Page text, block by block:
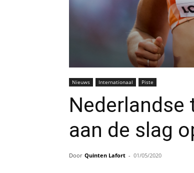
Nieuws Internationaal Piste
aan de slag
Door Quinten Lafort - 01/05/2020